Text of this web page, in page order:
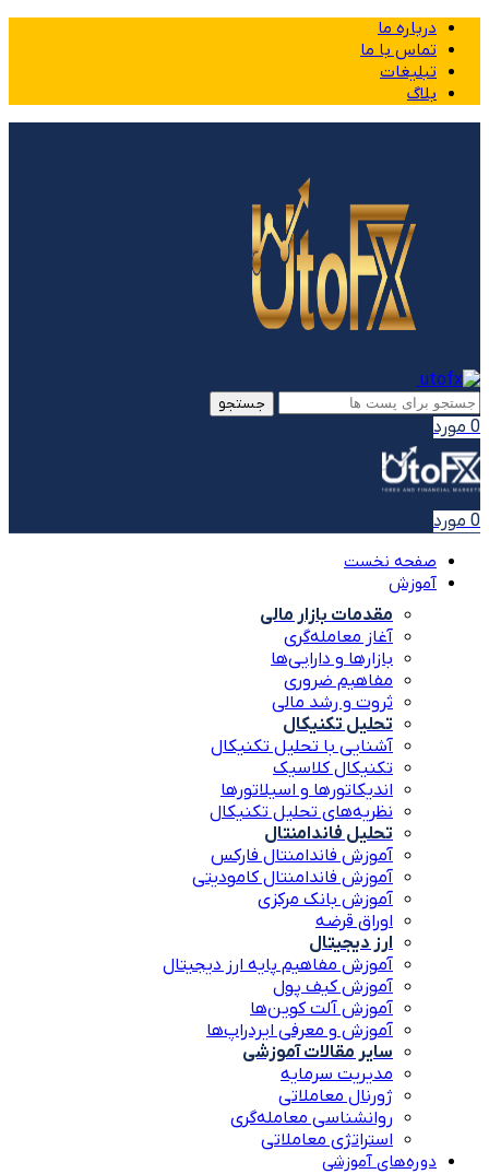
درباره ما
تماس با ما
تبلیغات
بلاگ
جستجو
0 مورد
0 مورد
صفحه نخست
آموزش
مقدمات بازار مالی
آغاز معامله‌گری
بازارها و دارایی‌ها
مفاهیم ضروری
ثروت و رشد مالی
تحلیل تکنیکال
آشنایی با تحلیل تکنیکال
تکنیکال کلاسیک
اندیکاتورها و اسیلاتورها
نظریه‌های تحلیل تکنیکال
تحلیل فاندامنتال
آموزش فاندامنتال فارکس
آموزش فاندامنتال کامودیتی
آموزش بانک مرکزی
اوراق قرضه
ارز دیجیتال
آموزش مفاهیم پایه ارز دیجیتال
آموزش کیف پول
آموزش آلت کوین‌ها
آموزش و معرفی ایردراپ‌ها
سایر مقالات آموزشی
مدیریت سرمایه
ژورنال معاملاتی
روانشناسی معامله‌گری
استراتژی معاملاتی
دوره‌های آموزشی